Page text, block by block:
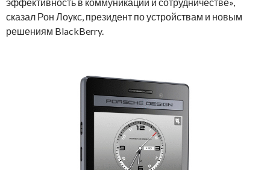
сказал Рон Лоукс, президент по устройствам и новым
решениям BlackBerry.